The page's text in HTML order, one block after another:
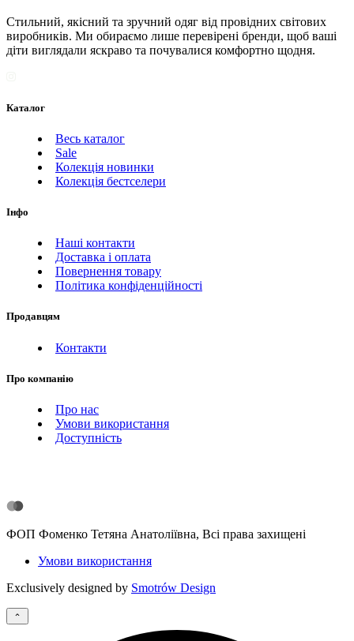
Стильний, якісний та зручний одяг від провідних світових
виробників. Ми обираємо лише перевірені бренди, щоб ваші
діти виглядали яскраво та почувалися комфортно щодня.
Каталог
Весь каталог
Sale
Колекція новинки
Колекція бестселери
Інфо
Наші контакти
Доставка і оплата
Повернення товару
Політика конфіденційності
Продавцям
Контакти
Про компанію
Про нас
Умови використання
Доступність
ФОП Фоменко Тетяна Анатоліївна, Всі права захищені
Умови використання
Exclusively designed by Smotrów Design